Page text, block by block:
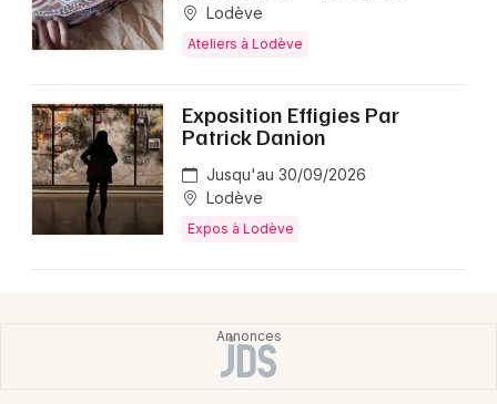
Lodève
Ateliers à Lodève
Exposition Effigies Par
Patrick Danion
Jusqu'au 30/09/2026
Lodève
Expos à Lodève